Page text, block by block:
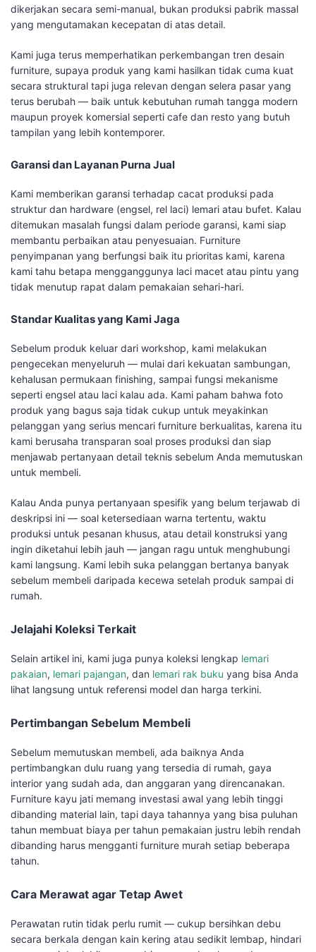
dikerjakan secara semi-manual, bukan produksi pabrik massal
yang mengutamakan kecepatan di atas detail.
Kami juga terus memperhatikan perkembangan tren desain
furniture, supaya produk yang kami hasilkan tidak cuma kuat
secara struktural tapi juga relevan dengan selera pasar yang
terus berubah — baik untuk kebutuhan rumah tangga modern
maupun proyek komersial seperti cafe dan resto yang butuh
tampilan yang lebih kontemporer.
Garansi dan Layanan Purna Jual
Kami memberikan garansi terhadap cacat produksi pada
struktur dan hardware (engsel, rel laci) lemari atau bufet. Kalau
ditemukan masalah fungsi dalam periode garansi, kami siap
membantu perbaikan atau penyesuaian. Furniture
penyimpanan yang berfungsi baik itu prioritas kami, karena
kami tahu betapa mengganggunya laci macet atau pintu yang
tidak menutup rapat dalam pemakaian sehari-hari.
Standar Kualitas yang Kami Jaga
Sebelum produk keluar dari workshop, kami melakukan
pengecekan menyeluruh — mulai dari kekuatan sambungan,
kehalusan permukaan finishing, sampai fungsi mekanisme
seperti engsel atau laci kalau ada. Kami paham bahwa foto
produk yang bagus saja tidak cukup untuk meyakinkan
pelanggan yang serius mencari furniture berkualitas, karena itu
kami berusaha transparan soal proses produksi dan siap
menjawab pertanyaan detail teknis sebelum Anda memutuskan
untuk membeli.
Kalau Anda punya pertanyaan spesifik yang belum terjawab di
deskripsi ini — soal ketersediaan warna tertentu, waktu
produksi untuk pesanan khusus, atau detail konstruksi yang
ingin diketahui lebih jauh — jangan ragu untuk menghubungi
kami langsung. Kami lebih suka pelanggan bertanya banyak
sebelum membeli daripada kecewa setelah produk sampai di
rumah.
Jelajahi Koleksi Terkait
Selain artikel ini, kami juga punya koleksi lengkap lemari
pakaian, lemari pajangan, dan lemari rak buku yang bisa Anda
lihat langsung untuk referensi model dan harga terkini.
Pertimbangan Sebelum Membeli
Sebelum memutuskan membeli, ada baiknya Anda
pertimbangkan dulu ruang yang tersedia di rumah, gaya
interior yang sudah ada, dan anggaran yang direncanakan.
Furniture kayu jati memang investasi awal yang lebih tinggi
dibanding material lain, tapi daya tahannya yang bisa puluhan
tahun membuat biaya per tahun pemakaian justru lebih rendah
dibanding harus mengganti furniture murah setiap beberapa
tahun.
Cara Merawat agar Tetap Awet
Perawatan rutin tidak perlu rumit — cukup bersihkan debu
secara berkala dengan kain kering atau sedikit lembap, hindari